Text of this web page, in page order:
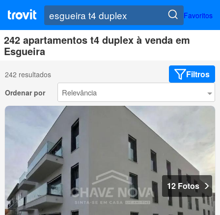
Favoritos
242 apartamentos t4 duplex à venda em
Esgueira
242 resultados Filtros
Ordenar por
12 Fotos